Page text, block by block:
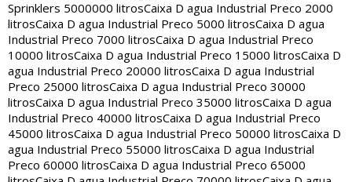
Sprinklers 5000000 litrosCaixa D agua Industrial Preco 2000
litrosCaixa D agua Industrial Preco 5000 litrosCaixa D agua
Industrial Preco 7000 litrosCaixa D agua Industrial Preco
10000 litrosCaixa D agua Industrial Preco 15000 litrosCaixa D
agua Industrial Preco 20000 litrosCaixa D agua Industrial
Preco 25000 litrosCaixa D agua Industrial Preco 30000
litrosCaixa D agua Industrial Preco 35000 litrosCaixa D agua
Industrial Preco 40000 litrosCaixa D agua Industrial Preco
45000 litrosCaixa D agua Industrial Preco 50000 litrosCaixa D
agua Industrial Preco 55000 litrosCaixa D agua Industrial
Preco 60000 litrosCaixa D agua Industrial Preco 65000